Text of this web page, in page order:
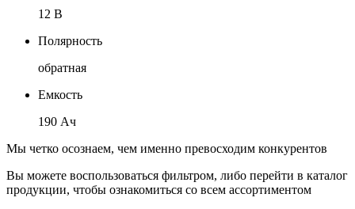
12 В
Полярность
обратная
Емкость
190 Ач
Мы четко осознаем, чем именно превосходим конкурентов
Вы можете воспользоваться фильтром, либо перейти в каталог
продукции, чтобы ознакомиться со всем ассортиментом